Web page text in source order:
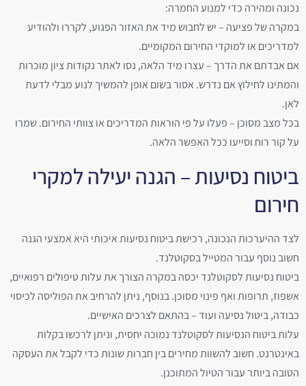
נכונה ומהירה כדי למנוע החמרה:
במקרה של פציעה – יש לחבוש מיד את האזור הפגוע, לקררו ולהודיע
למדריכים או למוקדי החירום המקומיים.‏
אם אבדתם את הדרך – עצרו מיד הלאה, נסו לאתר נקודות ציון מוכרות
והמתינו לחילוץ אם נדרש. אסור בשום אופן להמשיך לנוע מבלי לדעת
לאן.
בכל מצב מסוכן – פעלו על פי הוראות המדריכים או צוותי החירום. שמרו
על קור רוח וסייעו ככל האפשר הלאה.
ביטוח נסיעות – הגנה יעילה למקרי
חירום
לצד ההיערכות הנכונה, רכישת ביטוח נסיעות איכותי היא אמצעי הגנה
חשוב נוסף עבור המטייל בסקוטלנד.‏
ביטוח נסיעות לסקוטלנד יכסה במקרה הצורך את עלות טיפולים רפואיים,
אשפוז, תרופות ואף פינוי מסוכן. בנוסף, ניתן להרחיב את הפוליסה לכיסוי
כבודה, ביטול נסיעה ועוד – בהתאם לצרכים האישיים.
עלות ביטוח הנסיעות לסקוטלנד נמוכה יחסית, וניתן לרכשו בקלות
באינטרנט. חשוב להשוות מחירים בין חברות שונות כדי לקבל את העסקה
הטובה ביותר עבור הטיול המתוכנן.